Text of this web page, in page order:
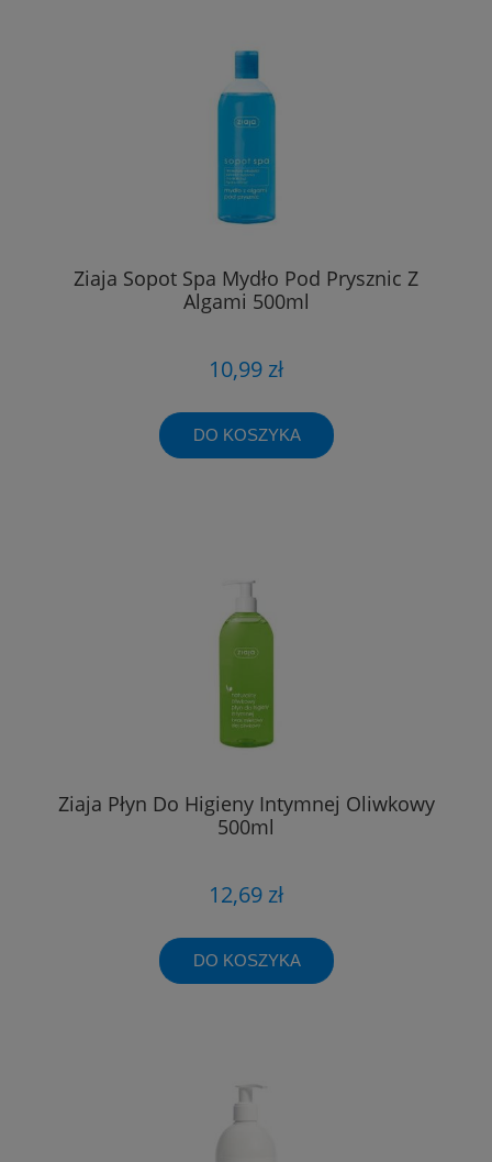
Ziaja Sopot Spa Mydło Pod Prysznic Z
Algami 500ml
10,99 zł
DO KOSZYKA
Ziaja Płyn Do Higieny Intymnej Oliwkowy
500ml
12,69 zł
DO KOSZYKA